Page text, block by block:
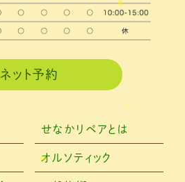
ネット予約
せなかリペアとは
オルソティック